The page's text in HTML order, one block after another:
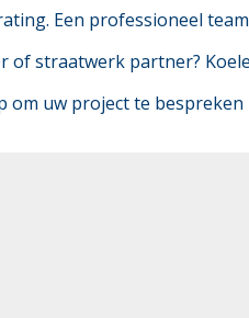
Een professioneel
straatwerk partner?
om uw project te